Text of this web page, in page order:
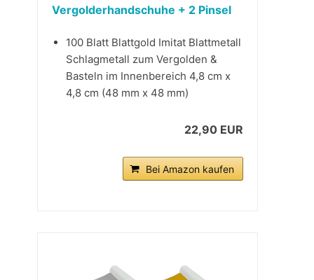
Vergolderhandschuhe + 2 Pinsel
100 Blatt Blattgold Imitat Blattmetall
Schlagmetall zum Vergolden &
Basteln im Innenbereich 4,8 cm x
4,8 cm (48 mm x 48 mm)
22,90 EUR
Bei Amazon kaufen